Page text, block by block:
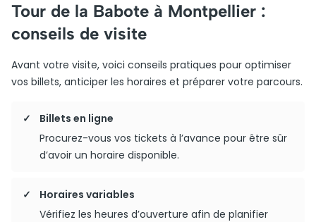
Tour de la Babote à Montpellier :
conseils de visite
Avant votre visite, voici conseils pratiques pour optimiser
vos billets, anticiper les horaires et préparer votre parcours.
Billets en ligne
Procurez-vous vos tickets à l’avance pour être sûr
d’avoir un horaire disponible.
Horaires variables
Vérifiez les heures d’ouverture afin de planifier